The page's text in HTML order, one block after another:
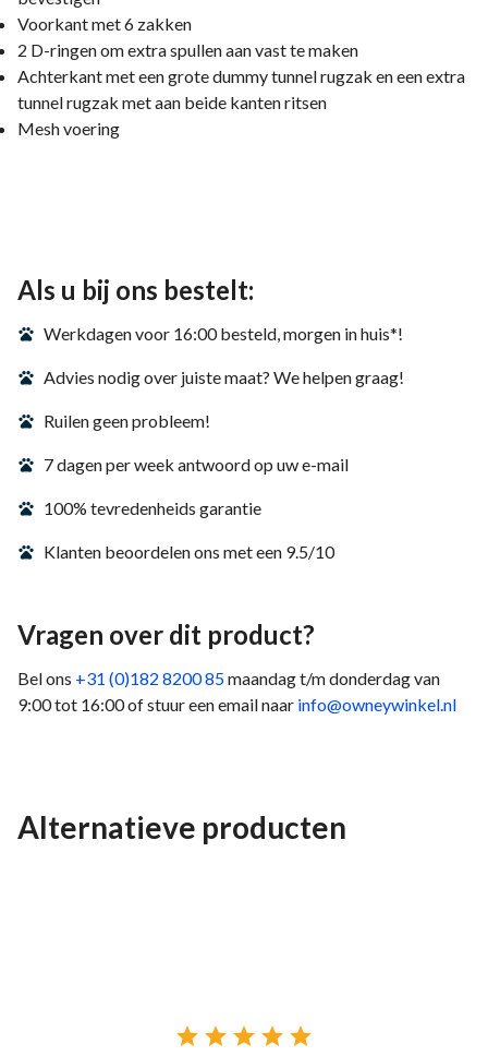
Voorkant met 6 zakken
2 D-ringen om extra spullen aan vast te maken
Achterkant met een grote dummy tunnel rugzak en een extra
tunnel rugzak met aan beide kanten ritsen
Mesh voering
Als u bij ons bestelt:
Werkdagen voor 16:00 besteld, morgen in huis*!
Advies nodig over juiste maat? We helpen graag!
Ruilen geen probleem!
7 dagen per week antwoord op uw e-mail
100% tevredenheids garantie
Klanten beoordelen ons met een 9.5/10
Vragen over dit product?
Bel ons +31 (0)182 8200 85maandag t/m donderdag van
9:00 tot 16:00 of stuur een email naar info@owneywinkel.nl
Alternatieve producten
    